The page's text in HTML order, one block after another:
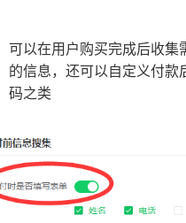
可以在用户购买完成后收
的信息，还可以自定义付款
码之类